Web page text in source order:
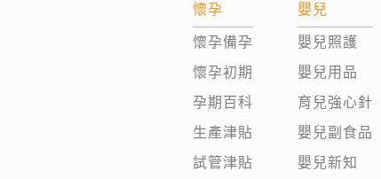
懷孕
懷孕備孕
懷孕初期
孕期百科
生產津貼
試管津貼
嬰兒
嬰兒照護
嬰兒用品
育兒強心針
嬰兒副食品
嬰兒新知